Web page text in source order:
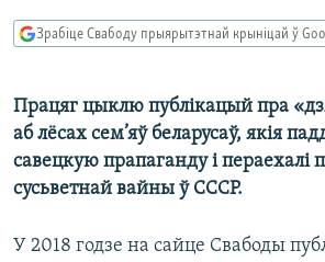
Зрабіце Свабоду прыярытэтнай крыніцай ў
Працяг цыклю публікацый пра
аб лёсах сем’яў беларусаў, якія
савецкую прапаганду і пераехалі
сусьветнай вайны ў СССР.
У 2018 годзе на сайце Свабоды